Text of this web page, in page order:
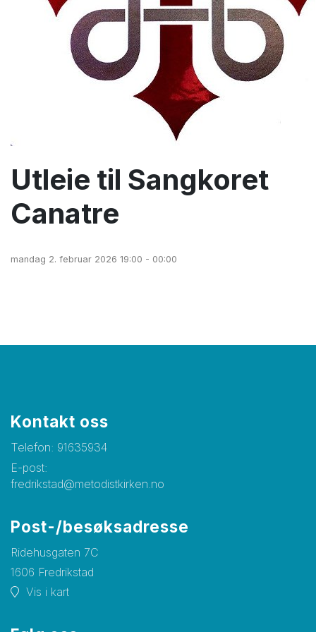
Utleie til Sangkoret
Canatre
mandag 2. februar 2026 19:00 - 00:00
Kontakt oss
Telefon: 91635934
E-post:
fredrikstad@metodistkirken.no
Post-/besøksadresse
Ridehusgaten 7C
1606 Fredrikstad
Vis i kart